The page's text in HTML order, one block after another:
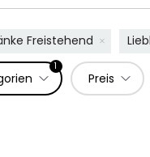
Freistehend
1
Preis